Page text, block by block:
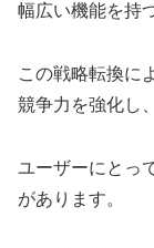
幅広い機能を持
この戦略転換に
競争力を強化し、
ユーザーにとっ
があります。